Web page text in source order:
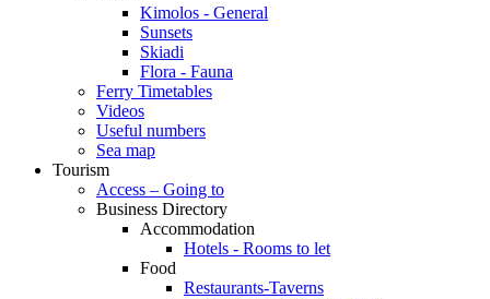
Kimolos - General
Sunsets
Skiadi
Flora - Fauna
Ferry Timetables
Videos
Useful numbers
Sea map
Tourism
Access – Going to
Business Directory
Accommodation
Hotels - Rooms to let
Food
Restaurants-Taverns